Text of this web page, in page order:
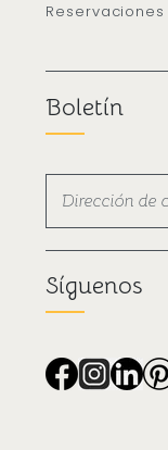
Boletín
Síguenos